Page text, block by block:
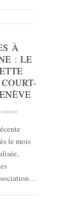
À
: LE
le mois